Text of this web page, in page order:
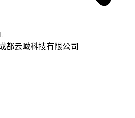
都云瞰科技有限公司